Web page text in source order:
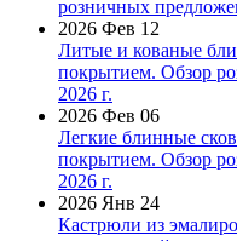
розничных
2026 Фев 12
Литые и кованые
покрытием. Обзор
2026 г.
2026 Фев 06
Легкие блинные
покрытием. Обзор
2026 г.
2026 Янв 24
Кастрюли из